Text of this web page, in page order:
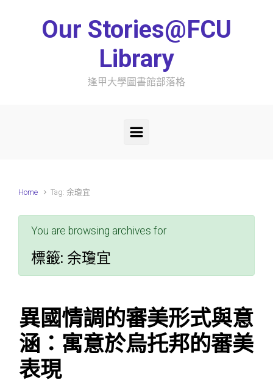
Our Stories@FCU
Library
逢甲大學圖書館部落格
Home Tag: 余瓊宜
You are browsing archives for
標籤: 余瓊宜
異國情調的審美形式與意
涵：寓意於烏托邦的審美
表現